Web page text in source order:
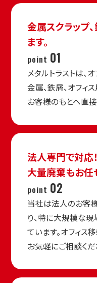
金属スクラップ
ます。
point 01
メタルトラストは、
金属、鉄屑、オフィ
お客様のもとへ直
法人専門で対応！
大量廃棄もお任
point 02
当社は法人のお客
り、特に大規模な
ています。オフィス
お気軽にご相談くだ